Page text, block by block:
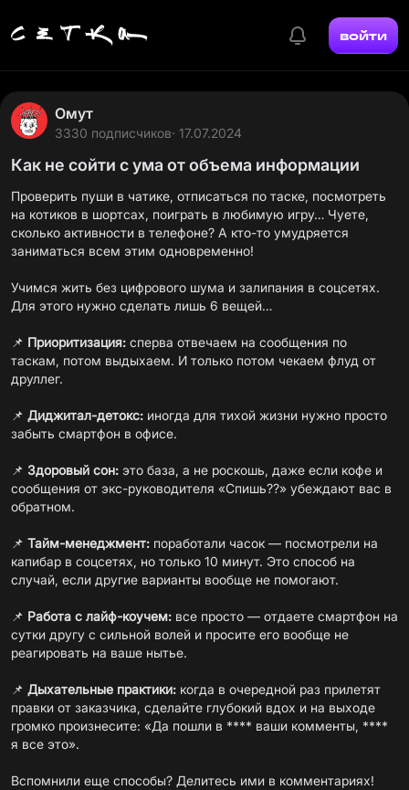
войти
Омут
3330 подписчиков· 17.07.2024
Как не сойти с ума от объема информации
Проверить пуши в чатике, отписаться по таске, посмотреть
на котиков в шортсах, поиграть в любимую игру… Чуете,
сколько активности в телефоне? А кто-то умудряется
заниматься всем этим одновременно!
Учимся жить без цифрового шума и залипания в соцсетях.
Для этого нужно сделать лишь 6 вещей…
📌 Приоритизация: сперва отвечаем на сообщения по
таскам, потом выдыхаем. И только потом чекаем флуд от
друллег.
📌 Диджитал-детокс: иногда для тихой жизни нужно просто
забыть смартфон в офисе.
📌 Здоровый сон: это база, а не роскошь, даже если кофе и
сообщения от экс-руководителя «Спишь??» убеждают вас в
обратном.
📌 Тайм-менеджмент: поработали часок — посмотрели на
капибар в соцсетях, но только 10 минут. Это способ на
случай, если другие варианты вообще не помогают.
📌 Работа с лайф-коучем: все просто — отдаете смартфон на
сутки другу с сильной волей и просите его вообще не
реагировать на ваше нытье.
📌 Дыхательные практики: когда в очередной раз прилетят
правки от заказчика, сделайте глубокий вдох и на выходе
громко произнесите: «Да пошли в **** ваши комменты, ****
я все это».
Вспомнили еще способы? Делитесь ими в комментариях!